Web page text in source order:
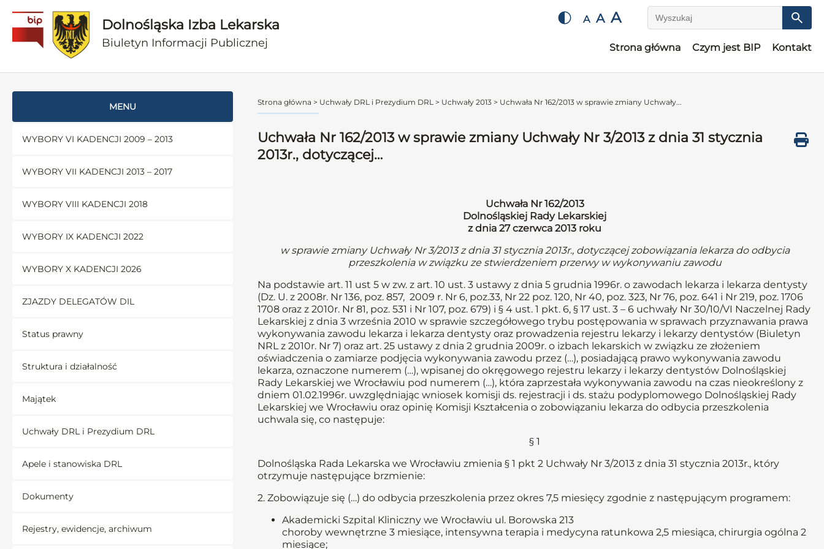
Dolnośląska Izba Lekarska
Biuletyn Informacji Publicznej
A A A Wyszukaj
Strona główna Czym jest BIP Kontakt
MENU
WYBORY VI KADENCJI 2009 – 2013
WYBORY VII KADENCJI 2013 – 2017
WYBORY VIII KADENCJI 2018
WYBORY IX KADENCJI 2022
WYBORY X KADENCJI 2026
ZJAZDY DELEGATÓW DIL
Status prawny
Struktura i działalność
Majątek
Uchwały DRL i Prezydium DRL
Apele i stanowiska DRL
Dokumenty
Rejestry, ewidencje, archiwum
Strona główna > Uchwały DRL i Prezydium DRL > Uchwały 2013 > Uchwała Nr 162/2013 w sprawie zmiany Uchwały...
Uchwała Nr 162/2013 w sprawie zmiany Uchwały Nr 3/2013 z dnia 31 stycznia
2013r., dotyczącej…
Uchwała Nr 162/2013
Dolnośląskiej Rady Lekarskiej
z dnia 27 czerwca 2013 roku
w sprawie zmiany Uchwały Nr 3/2013 z dnia 31 stycznia 2013r., dotyczącej zobowiązania lekarza do odbycia
przeszkolenia w związku ze stwierdzeniem przerwy w wykonywaniu zawodu
Na podstawie art. 11 ust 5 w zw. z art. 10 ust. 3 ustawy z dnia 5 grudnia 1996r. o zawodach lekarza i lekarza dentysty
(Dz. U. z 2008r. Nr 136, poz. 857, 2009 r. Nr 6, poz.33, Nr 22 poz. 120, Nr 40, poz. 323, Nr 76, poz. 641 i Nr 219, poz. 1706
1708 oraz z 2010r. Nr 81, poz. 531 i Nr 107, poz. 679) i § 4 ust. 1 pkt. 6, § 17 ust. 3 – 6 uchwały Nr 30/10/VI Naczelnej Rady
Lekarskiej z dnia 3 września 2010 w sprawie szczegółowego trybu postępowania w sprawach przyznawania prawa
wykonywania zawodu lekarza i lekarza dentysty oraz prowadzenia rejestru lekarzy i lekarzy dentystów (Biuletyn
NRL z 2010r. Nr 7) oraz art. 25 ustawy z dnia 2 grudnia 2009r. o izbach lekarskich w związku ze złożeniem
oświadczenia o zamiarze podjęcia wykonywania zawodu przez (…), posiadającą prawo wykonywania zawodu
lekarza, oznaczone numerem (…), wpisanej do okręgowego rejestru lekarzy i lekarzy dentystów Dolnośląskiej
Rady Lekarskiej we Wrocławiu pod numerem (…), która zaprzestała wykonywania zawodu na czas nieokreślony z
dniem 01.02.1996r. uwzględniając wniosek komisji ds. rejestracji i ds. stażu podyplomowego Dolnośląskiej Rady
Lekarskiej we Wrocławiu oraz opinię Komisji Kształcenia o zobowiązaniu lekarza do odbycia przeszkolenia
uchwala się, co następuje:
§ 1
Dolnośląska Rada Lekarska we Wrocławiu zmienia § 1 pkt 2 Uchwały Nr 3/2013 z dnia 31 stycznia 2013r., który
otrzymuje następujące brzmienie:
2. Zobowiązuje się (…) do odbycia przeszkolenia przez okres 7,5 miesięcy zgodnie z następującym programem:
Akademicki Szpital Kliniczny we Wrocławiu ul. Borowska 213
choroby wewnętrzne 3 miesiące, intensywna terapia i medycyna ratunkowa 2,5 miesiąca, chirurgia ogólna 2
miesiące;